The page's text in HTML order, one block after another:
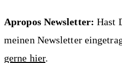
Apropos Newsletter: Hast
meinen Newsletter
gerne hier.